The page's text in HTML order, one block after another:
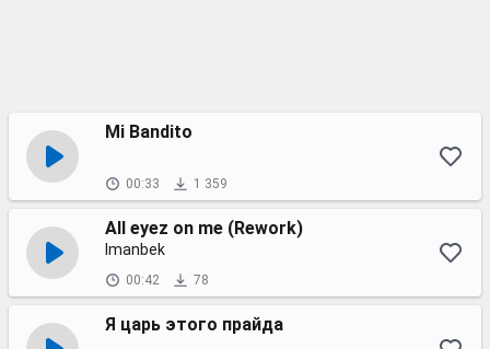
Mi Bandito
00:33 1 359
All eyez on me (Rework)
Imanbek
00:42 78
Я царь этого прайда